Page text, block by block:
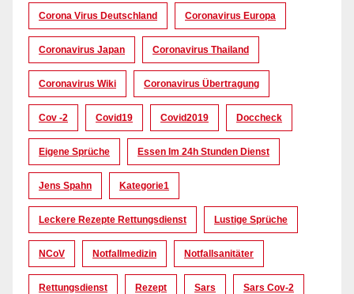
Corona Virus Deutschland Coronavirus Europa
Coronavirus Japan Coronavirus Thailand
Coronavirus Wiki Coronavirus Übertragung
Cov -2 Covid19 Covid2019 Doccheck
Eigene Sprüche Essen Im 24h Stunden Dienst
Jens Spahn Kategorie1
Leckere Rezepte Rettungsdienst Lustige Sprüche
NCoV Notfallmedizin Notfallsanitäter
Rettungsdienst Rezept Sars Sars Cov-2